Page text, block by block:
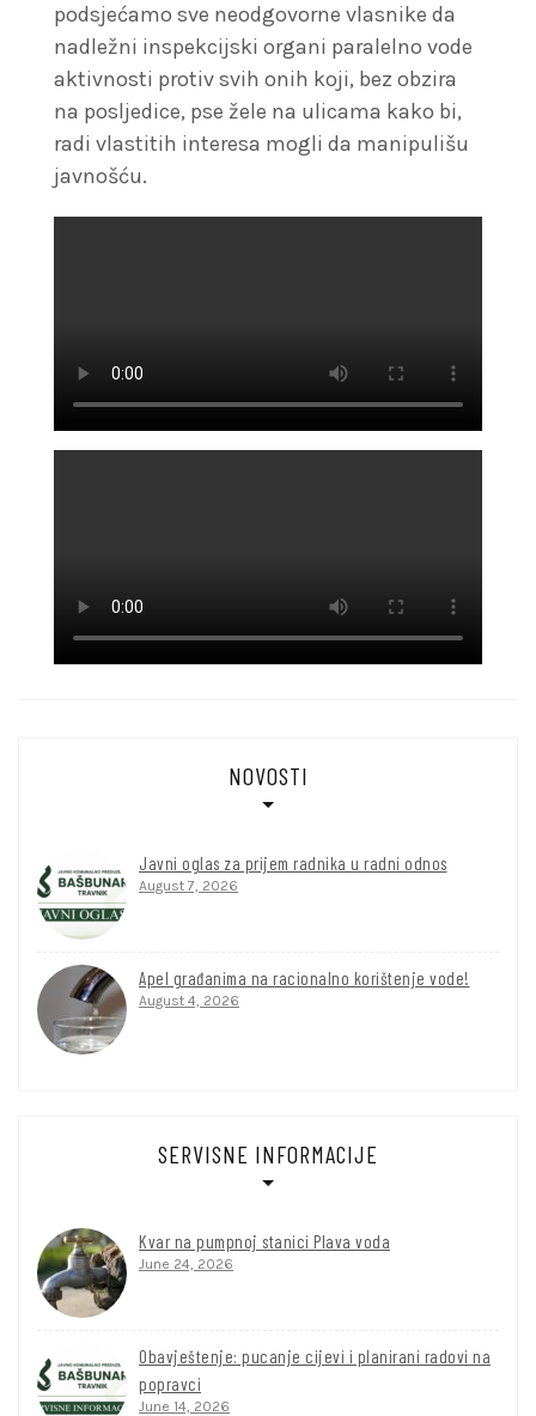
podsjećamo sve neodgovorne vlasnike da
nadležni inspekcijski organi paralelno vode
aktivnosti protiv svih onih koji, bez obzira
na posljedice, pse žele na ulicama kako bi,
radi vlastitih interesa mogli da manipulišu
javnošću.
NOVOSTI
Javni oglas za prijem radnika u radni odnos
August 7, 2026
Apel građanima na racionalno korištenje vode!
August 4, 2026
SERVISNE INFORMACIJE
Kvar na pumpnoj stanici Plava voda
June 24, 2026
Obavještenje: pucanje cijevi i planirani radovi na
popravci
June 14, 2026